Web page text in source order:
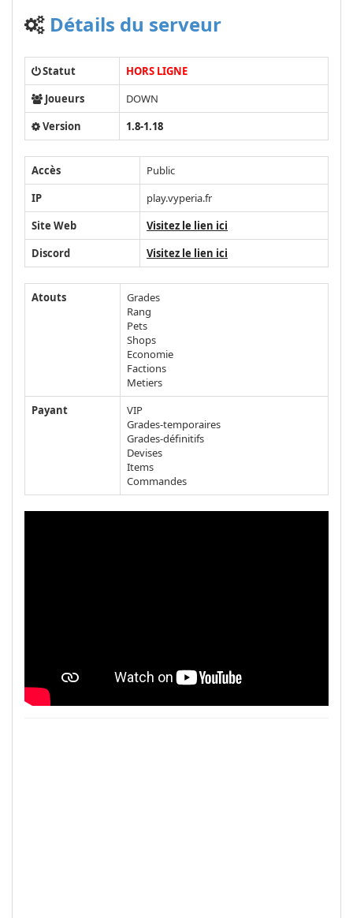
Détails du serveur
Statut
HORS LIGNE
Joueurs
DOWN
Version
1.8-1.18
Accès
Public
IP
play.vyperia.fr
Site Web
Visitez le lien ici
Discord
Visitez le lien ici
Atouts
Grades
Rang
Pets
Shops
Economie
Factions
Metiers
Payant
VIP
Grades-temporaires
Grades-définitifs
Devises
Items
Commandes